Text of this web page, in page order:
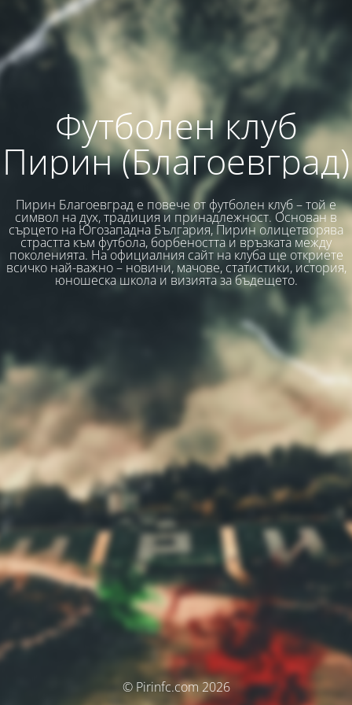
Футболен клуб
Пирин (Благоевград)
Пирин Благоевград е повече от футболен клуб – той е
символ на дух, традиция и принадлежност. Основан в
сърцето на Югозападна България, Пирин олицетворява
страстта към футбола, борбеността и връзката между
поколенията. На официалния сайт на клуба ще откриете
всичко най-важно – новини, мачове, статистики, история,
юношеска школа и визията за бъдещето.
© Pirinfc.com 2026